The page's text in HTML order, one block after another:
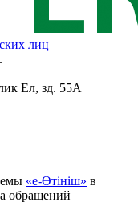
лиц
Ел, зд. 55А
«е-Өтініш» в
обращений